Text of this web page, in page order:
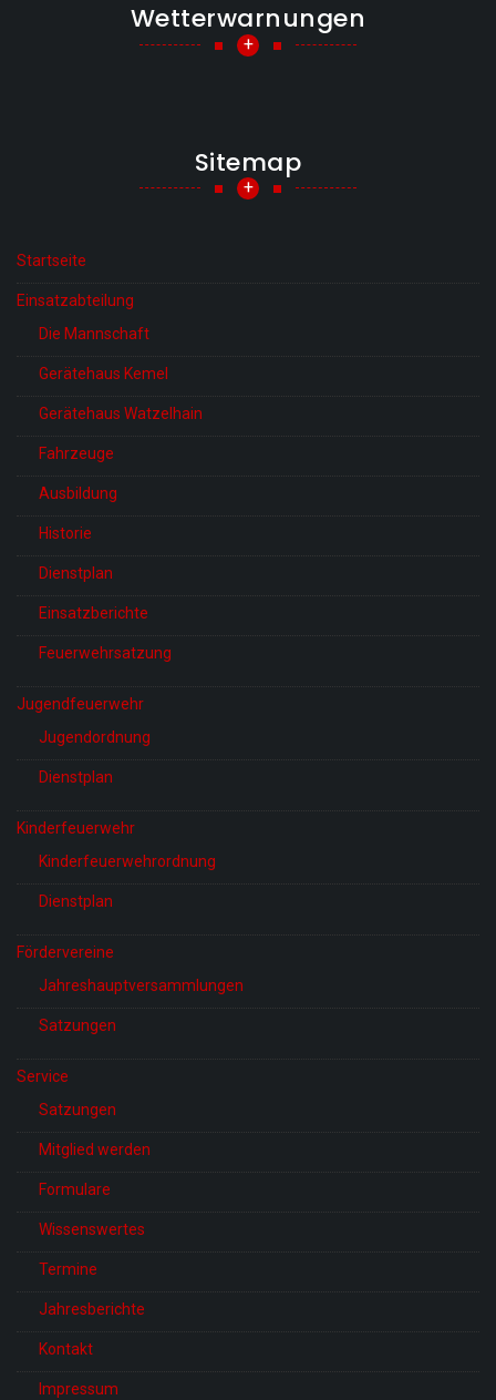
Wetterwarnungen
+
Sitemap
+
Startseite
Einsatzabteilung
Die Mannschaft
Gerätehaus Kemel
Gerätehaus Watzelhain
Fahrzeuge
Ausbildung
Historie
Dienstplan
Einsatzberichte
Feuerwehrsatzung
Jugendfeuerwehr
Jugendordnung
Dienstplan
Kinderfeuerwehr
Kinderfeuerwehrordnung
Dienstplan
Fördervereine
Jahreshauptversammlungen
Satzungen
Service
Satzungen
Mitglied werden
Formulare
Wissenswertes
Termine
Jahresberichte
Kontakt
Impressum